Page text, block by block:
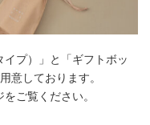
プ）」と「ギフトボッ
意しております。
ご覧ください。